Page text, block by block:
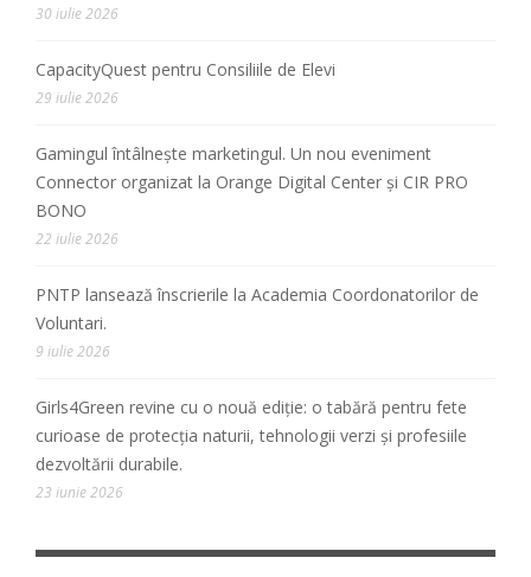
30 iulie 2026
CapacityQuest pentru Consiliile de Elevi
29 iulie 2026
Gamingul întâlnește marketingul. Un nou eveniment
Connector organizat la Orange Digital Center și CIR PRO
BONO
22 iulie 2026
PNTP lansează înscrierile la Academia Coordonatorilor de
Voluntari.
9 iulie 2026
Girls4Green revine cu o nouă ediție: o tabără pentru fete
curioase de protecția naturii, tehnologii verzi și profesiile
dezvoltării durabile.
23 iunie 2026